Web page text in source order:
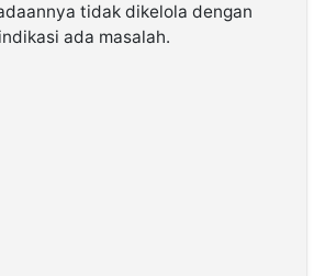
tidak dikelola dengan
ada masalah.